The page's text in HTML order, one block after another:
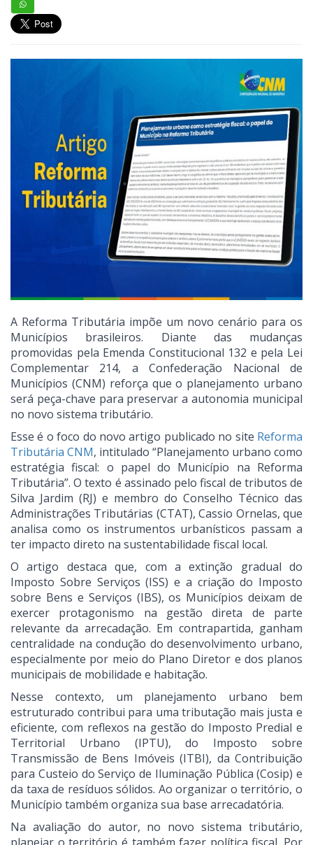
A Reforma Tributária impõe um novo cenário para os
Municípios brasileiros. Diante das mudanças
promovidas pela Emenda Constitucional 132 e pela Lei
Complementar 214, a Confederação Nacional de
Municípios (CNM) reforça que o planejamento urbano
será peça-chave para preservar a autonomia municipal
no novo sistema tributário.
Esse é o foco do novo artigo publicado no site Reforma
Tributária CNM, intitulado “Planejamento urbano como
estratégia fiscal: o papel do Município na Reforma
Tributária”. O texto é assinado pelo fiscal de tributos de
Silva Jardim (RJ) e membro do Conselho Técnico das
Administrações Tributárias (CTAT), Cassio Ornelas, que
analisa como os instrumentos urbanísticos passam a
ter impacto direto na sustentabilidade fiscal local.
O artigo destaca que, com a extinção gradual do
Imposto Sobre Serviços (ISS) e a criação do Imposto
sobre Bens e Serviços (IBS), os Municípios deixam de
exercer protagonismo na gestão direta de parte
relevante da arrecadação. Em contrapartida, ganham
centralidade na condução do desenvolvimento urbano,
especialmente por meio do Plano Diretor e dos planos
municipais de mobilidade e habitação.
Nesse contexto, um planejamento urbano bem
estruturado contribui para uma tributação mais justa e
eficiente, com reflexos na gestão do Imposto Predial e
Territorial Urbano (IPTU), do Imposto sobre
Transmissão de Bens Imóveis (ITBI), da Contribuição
para Custeio do Serviço de Iluminação Pública (Cosip) e
da taxa de resíduos sólidos. Ao organizar o território, o
Município também organiza sua base arrecadatória.
Na avaliação do autor, no novo sistema tributário,